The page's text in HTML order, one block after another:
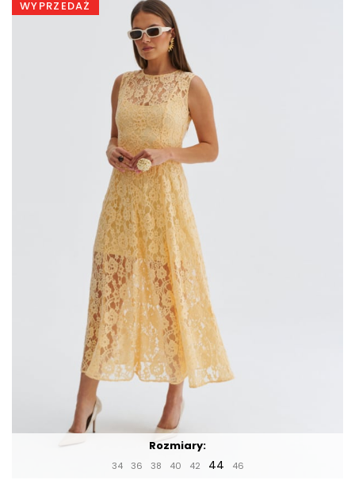
WYPRZEDAŻ
Rozmiary:
34 36 38 40 42 44 46